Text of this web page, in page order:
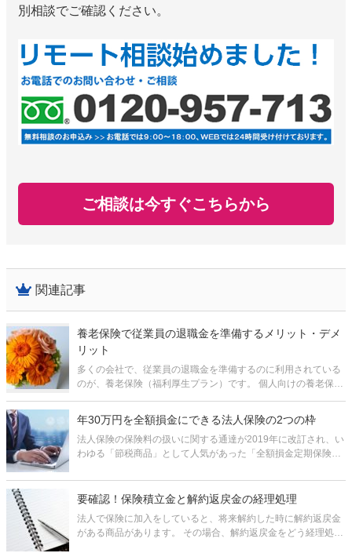
別相談でご確認ください。
ご相談は今すぐこちらから
関連記事
養老保険で従業員の退職金を準備するメリット・デメ
リット
多くの会社で、従業員の退職金を準備するのに利用されている
のが、養老保険（福利厚生プラン）です。 個人向けの養老保険
きるという形で税制上
年30万円を全額損金にできる法人保険の2つの枠
法人保険の保険料の扱いに関する通達が2019年に改訂され、い
わゆる「節税商品」として人気があった「全額損金定期保険」
金が最高で80～90%にもなる保険はもう存在しません。 しか
し、現在も
要確認！保険積立金と解約返戻金の経理処理
法人で保険に加入をしていると、将来解約した時に解約返戻金
がある商品があります。 その場合、解約返戻金をどう経理処理